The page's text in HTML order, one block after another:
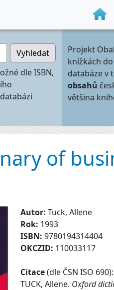
Vyhledat
dle ISBN,
Projekt
knížkách
databáze v
obsahů
většina
of
Autor: Tuck, Allene
Rok: 1993
ISBN: 9780194314404
OKCZID: 110033117
Citace(dle ČSN ISO 690):
TUCK, Allene. Oxford